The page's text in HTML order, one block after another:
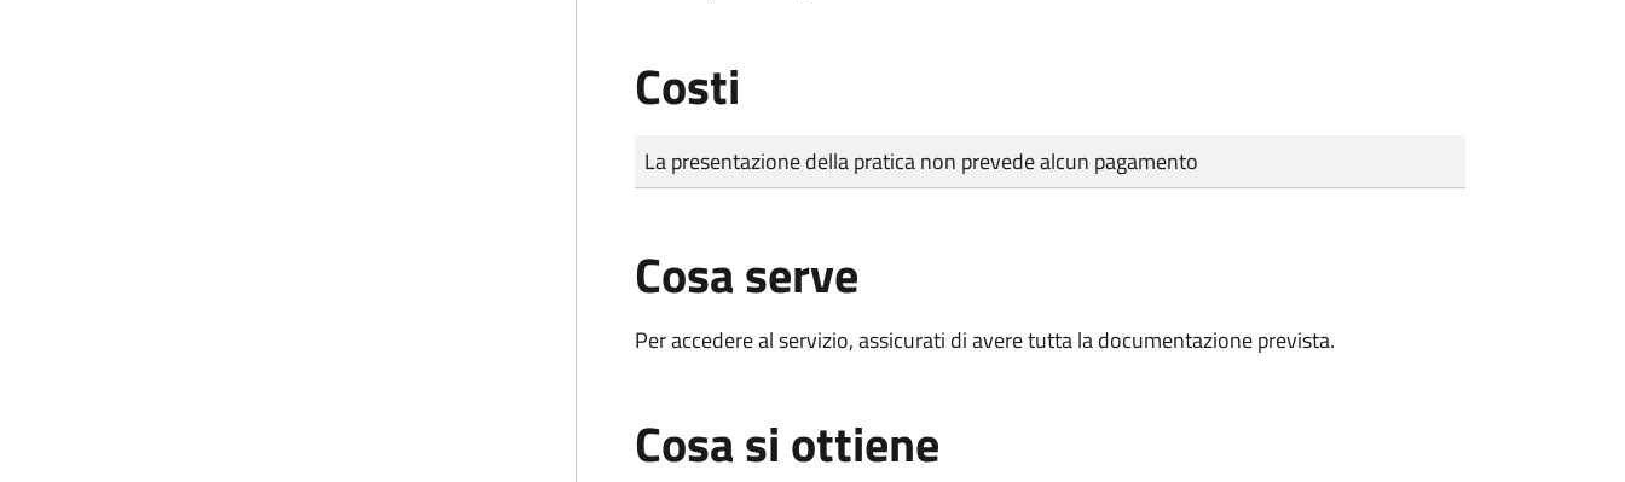
Costi
Tipo di pagamento
Importo
La presentazione della pratica non prevede alcun pagamento
Cosa serve
Per accedere al servizio, assicurati di avere tutta la documentazione prevista.
Cosa si ottiene